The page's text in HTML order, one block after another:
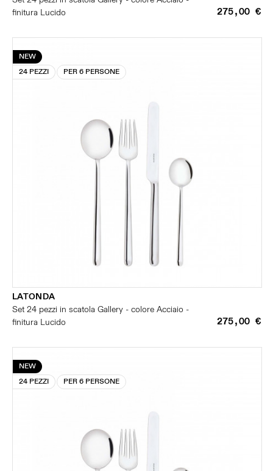
finitura Lucido
275,00 €
NEW
24 PEZZI
PER 6 PERSONE
LATONDA
Set 24 pezzi in scatola Gallery - colore Acciaio -
finitura Lucido
275,00 €
NEW
24 PEZZI
PER 6 PERSONE